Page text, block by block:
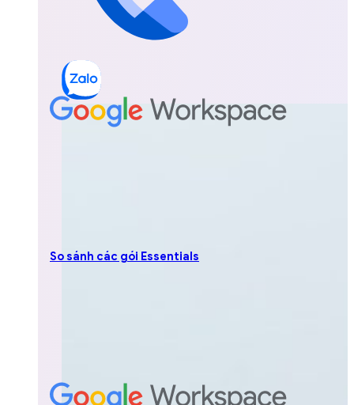
So sánh các gói Essentials